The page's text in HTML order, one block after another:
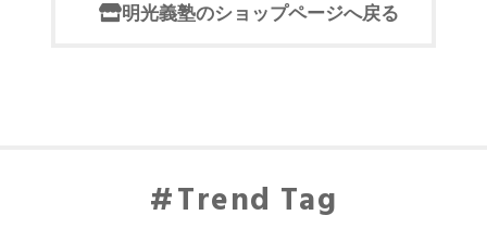
明光義塾のショップページへ戻る
Trend Tag